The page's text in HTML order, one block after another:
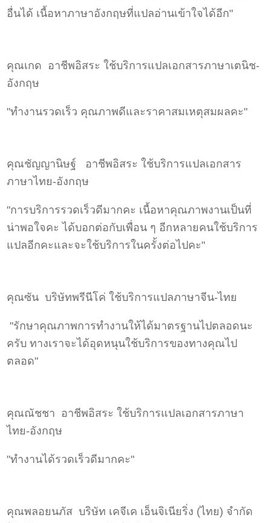
อื่นได้ เนื้อหาภาษาอังกฤษที่แปลอ่านเข้าใจได้อีก"
คุณเกด อาชีพอิสระ ใช้บริการแปลเอกสารภาษาเตนิช-
อังกฤษ
"ทำงานรวดเร็ว คุณภาพดีและราคาสมเหตุสมผลคะ"
คุณชัญญานิษฐ์ อาชีพอิสระ ใช้บริการแปลเอกสาร
ภาษาไทย-อังกฤษ
"การบริการรวดเร็วดีมากคะ เนื้อหาคุณภาพงานเป็นที่
น่าพอใจคะ ได้บอกต่อกับเพื่อน ๆ อีกหลายคนใช้บริการ
แปลอีกคะและจะใช้บริการในครั้งต่อไปคะ"
คุณซัน บริษัทพรีนีโค่ ใช้บริการแปลภาษาจีน-ไทย
"รักษาคุณภาพการทำงานให้ได้มาตรฐานไปตลอดนะ
ครับ ทางเราจะได้อุดหนุนใช้บริการของทางคุณไป
ตลอด"
คุณณัชชา อาชีพอิสระ ใช้บริการแปลเอกสารภาษา
ไทย-อังกฤษ
"ทำงานได้รวดเร็วดีมากคะ"
คุณพลอยนภัส บริษัท เคจีเค เอ็นจิเนียริ่ง (ไทย) จำกัด